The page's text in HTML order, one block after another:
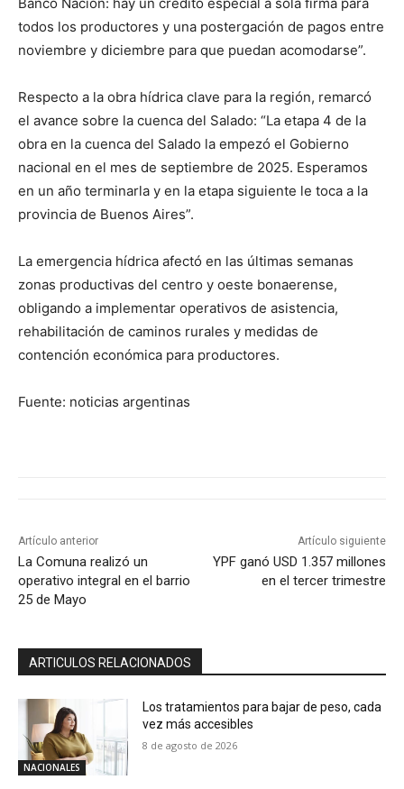
todos los productores y una postergación de pagos entre
noviembre y diciembre para que puedan acomodarse”.
Respecto a la obra hídrica clave para la región, remarcó
el avance sobre la cuenca del Salado: “La etapa 4 de la
obra en la cuenca del Salado la empezó el Gobierno
nacional en el mes de septiembre de 2025. Esperamos
en un año terminarla y en la etapa siguiente le toca a la
provincia de Buenos Aires”.
La emergencia hídrica afectó en las últimas semanas
zonas productivas del centro y oeste bonaerense,
obligando a implementar operativos de asistencia,
rehabilitación de caminos rurales y medidas de
contención económica para productores.
Fuente: noticias argentinas
Artículo anterior
La Comuna realizó un
operativo integral en el barrio
25 de Mayo
Artículo siguiente
YPF ganó USD 1.357 millones
en el tercer trimestre
ARTICULOS RELACIONADOS
NACIONALES
Los tratamientos para bajar de peso, cada
vez más accesibles
8 de agosto de 2026